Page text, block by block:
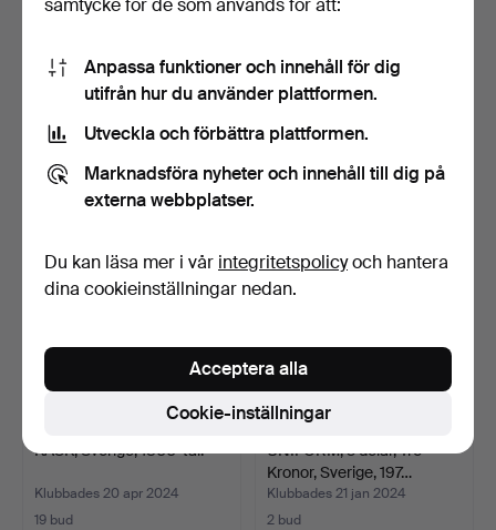
PARADSKÄRP, Sverige.
Klubbades 27 mar 2025
1 bud
32 USD
UNIFORM, Militaria,
Sverige.
1 bud
32 USD
KASK, Sverige, 1800-tal.
Klubbades 20 apr 2024
19 bud
UNIFORM, 3 delar, Tre
Kronor, Sverige, 197…
Klubbades 21 jan 2024
2 bud
Anpassa funktioner och innehåll för dig
utifrån hur du använder plattformen.
Utveckla och förbättra plattformen.
Marknadsföra nyheter och innehåll till dig på
externa webbplatser.
Du kan läsa mer i vår integritetspolicyoch hantera
dina cookieinställningar nedan.
Cookie-inställningar
Acceptera alla